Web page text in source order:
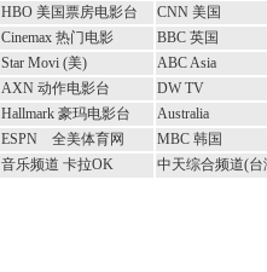
HBO 美国票房电影台
CNN 美国
Cinemax 热门电影
BBC 英国
Star Movi (美)
ABC Asia
AXN 动作电影台
DW TV
Hallmark 豪玛电影台
Australia
ESPN 全美体育网
MBC 韩国
音乐频道 卡拉OK 中天综合频道(台